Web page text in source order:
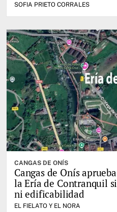
SOFIA PRIETO CORRALES
CANGAS DE ONÍS
Cangas de Onís
la Ería de Contranquil
ni edificabilidad
EL FIELATO Y EL NORA